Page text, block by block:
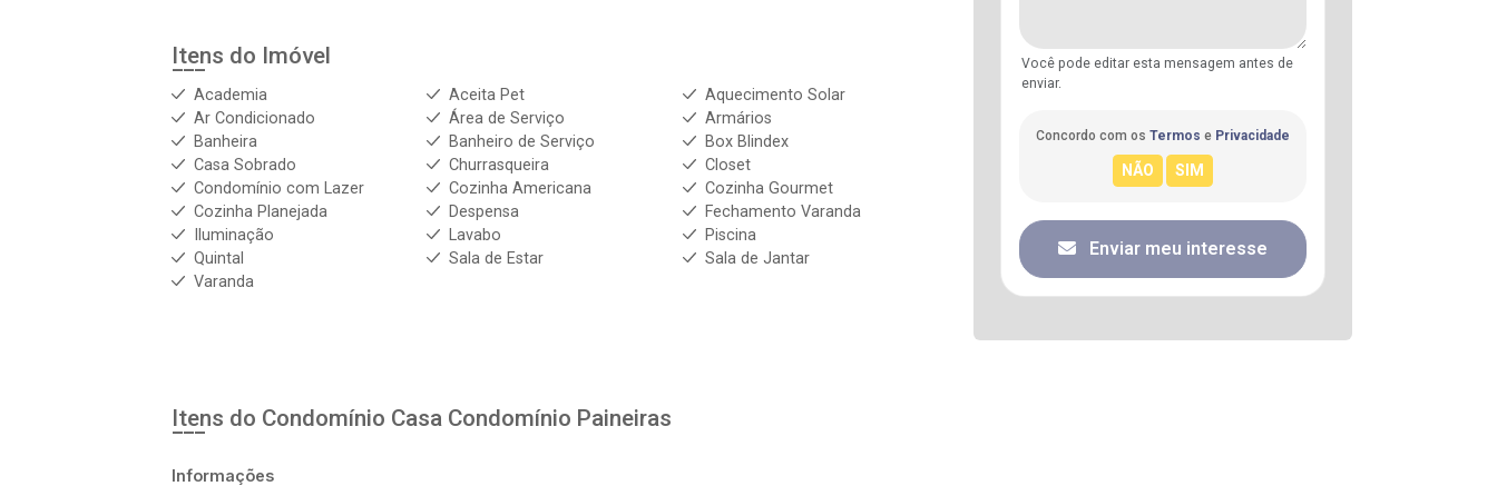
Itens do Imóvel
Academia Aceita Pet
Aquecimento Solar
Ar Condicionado
Área de Serviço
Armários
Banheira
Banheiro de Serviço
Box Blindex
Casa Sobrado
Churrasqueira
Closet
Condomínio com Lazer
Cozinha Americana
Cozinha Gourmet
Cozinha Planejada
Despensa
Fechamento Varanda
Iluminação
Lavabo
Piscina
Quintal
Sala de Estar
Sala de Jantar
Varanda
Itens do Condomínio Casa Condomínio Paineiras
Informações
Você pode editar esta mensagem antes de
enviar.
Concordo com os Termos e Privacidade
Enviar meu interesse